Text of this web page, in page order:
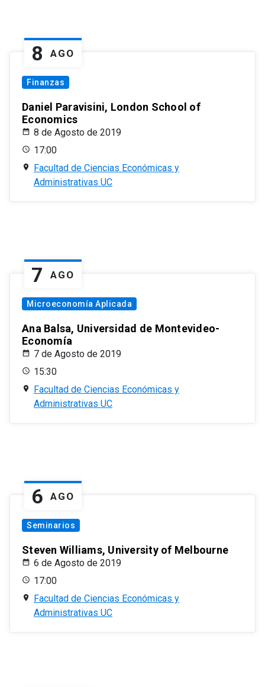
8 AGO
Finanzas
Daniel Paravisini, London School of
Economics
8 de Agosto de 2019
17:00
Facultad de Ciencias Económicas y
Administrativas UC
7 AGO
Microeconomía Aplicada
Ana Balsa, Universidad de Montevideo-
Economía
7 de Agosto de 2019
15:30
Facultad de Ciencias Económicas y
Administrativas UC
6 AGO
Seminarios
Steven Williams, University of Melbourne
6 de Agosto de 2019
17:00
Facultad de Ciencias Económicas y
Administrativas UC